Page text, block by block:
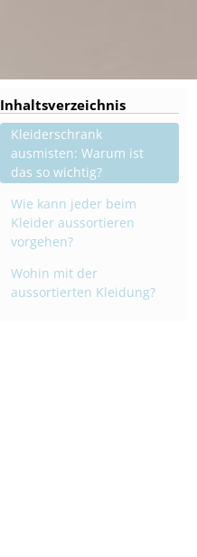
Inhaltsverzeichnis
Kleiderschrank
ausmisten: Warum ist
das so wichtig?
Wie kann jeder beim
Kleider aussortieren
vorgehen?
Wohin mit der
aussortierten Kleidung?